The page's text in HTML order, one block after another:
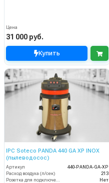
Цена
31 000 руб.
Купить
IPC Soteco PANDA 440 GA XP INOX
(пылеводосос)
Артикул
440-PANDA-GA-XP
Расход воздуха (л/сек)
213
Нет